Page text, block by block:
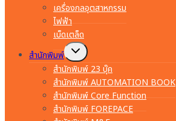
เครื่องกลอุตสาหกรรม
ไฟฟ้า
เบ็ดเตล็ด
สำนักพิมพ์
Toggle
child
menu
สำนักพิมพ์ 23 บุ๊ค
สำนักพิมพ์ AUTOMATION BOOK
สำนักพิมพ์ Core Function
สำนักพิมพ์ FOREPACE